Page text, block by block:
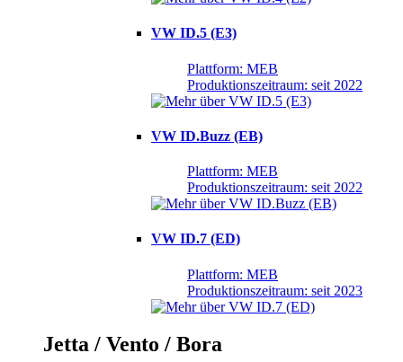
VW ID.5 (E3)
Plattform: MEB
Produktionszeitraum: seit 2022
VW ID.Buzz (EB)
Plattform: MEB
Produktionszeitraum: seit 2022
VW ID.7 (ED)
Plattform: MEB
Produktionszeitraum: seit 2023
Jetta / Vento / Bora